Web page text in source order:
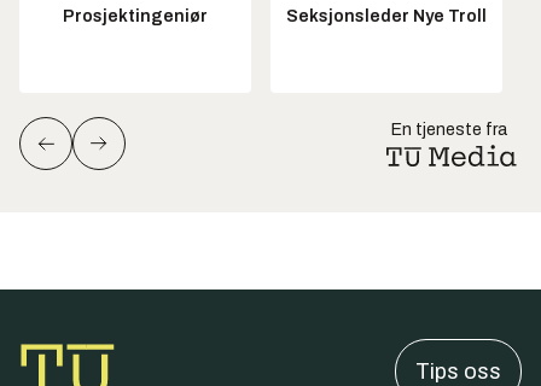
Prosjektingeniør Seksjonsleder Nye Troll
En tjeneste fra
Tips oss